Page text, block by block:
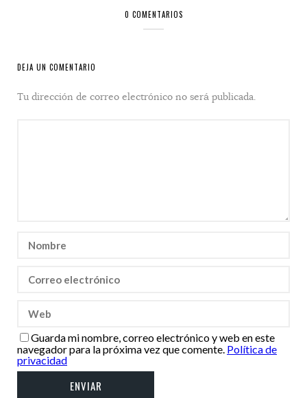
0 COMENTARIOS
DEJA UN COMENTARIO
Tu dirección de correo electrónico no será publicada.
Guarda mi nombre, correo electrónico y web en este
navegador para la próxima vez que comente. Política de
privacidad